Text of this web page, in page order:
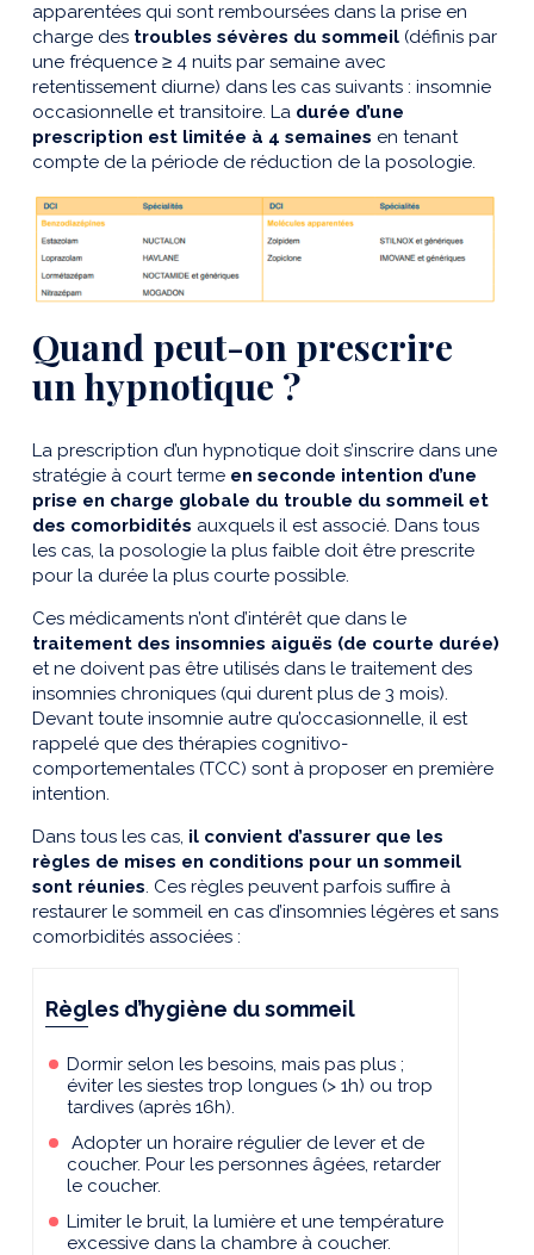
apparentées qui sont remboursées dans la prise en
charge des troubles sévères du sommeil (définis par
une fréquence ≥ 4 nuits par semaine avec
retentissement diurne) dans les cas suivants : insomnie
occasionnelle et transitoire. La durée d’une
prescription est limitée à 4 semaines en tenant
compte de la période de réduction de la posologie.
Quand peut-on prescrire
un hypnotique ?
La prescription d’un hypnotique doit s’inscrire dans une
stratégie à court terme en seconde intention d’une
prise en charge globale du trouble du sommeil et
des comorbidités auxquels il est associé. Dans tous
les cas, la posologie la plus faible doit être prescrite
pour la durée la plus courte possible.
Ces médicaments n’ont d’intérêt que dans le
traitement des insomnies aiguës (de courte durée)
et ne doivent pas être utilisés dans le traitement des
insomnies chroniques (qui durent plus de 3 mois).
Devant toute insomnie autre qu’occasionnelle, il est
rappelé que des thérapies cognitivo-
comportementales (TCC) sont à proposer en première
intention.
Dans tous les cas, il convient d’assurer que les
règles de mises en conditions pour un sommeil
sont réunies. Ces règles peuvent parfois suffire à
restaurer le sommeil en cas d’insomnies légères et sans
comorbidités associées :
Règles d’hygiène du sommeil
Dormir selon les besoins, mais pas plus ;
éviter les siestes trop longues (> 1h) ou trop
tardives (après 16h).
Adopter un horaire régulier de lever et de
coucher. Pour les personnes âgées, retarder
le coucher.
Limiter le bruit, la lumière et une température
excessive dans la chambre à coucher.